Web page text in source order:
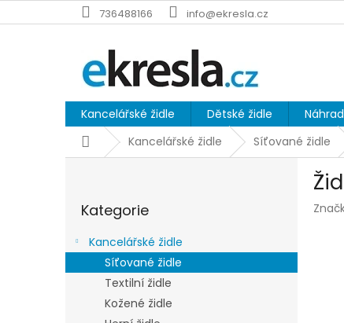
na
736488166 info@ekresla.cz
Kancelářské židle Dětské židle
DomůKancelářské židle Síťované židle
a
n
kategorie
Kategorie
Kancelářské židle
Síťované židle
Textilní židle
Kožené židle